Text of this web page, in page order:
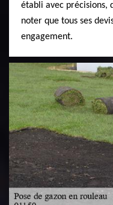
établi avec précisions,
noter que tous ses
engagement.